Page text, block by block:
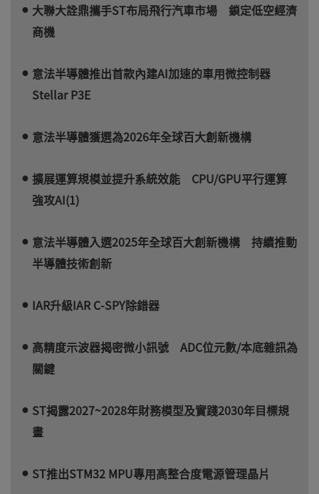
大聯大詮鼎攜手ST布局飛行汽車市場 鎖定低空經濟
商機
意法半導體推出首款內建AI加速的車用微控制器
Stellar P3E
意法半導體獲選為2026年全球百大創新機構
擴展運算規模並提升系統效能 CPU/GPU平行運算
強攻AI(1)
意法半導體入選2025年全球百大創新機構 持續推動
半導體技術創新
IAR升級IAR C-SPY除錯器
高精度示波器揭密微小訊號 ADC位元數/本底雜訊為
關鍵
ST揭露2027~2028年財務模型及實踐2030年目標規
畫
ST推出STM32 MPU專用高整合度電源管理晶片